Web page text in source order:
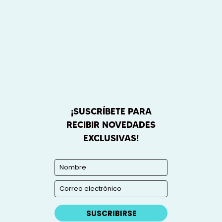
¡SUSCRÍBETE PARA
RECIBIR NOVEDADES
EXCLUSIVAS!
SUSCRIBIRSE